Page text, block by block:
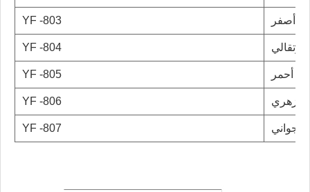
YF -803 أصفر
YF -804
YF -805 أحمر
YF -806 زهري
YF -807 أرجواني